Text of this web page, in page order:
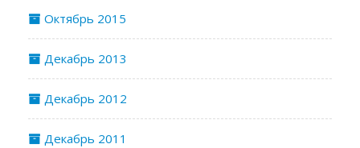
Октябрь 2015
Декабрь 2013
Декабрь 2012
Декабрь 2011